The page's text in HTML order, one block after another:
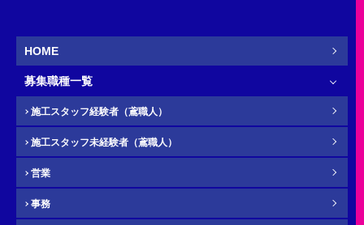
新卒
必須 お名前
ふりがな
HOME
募集職種一覧
施工スタッフ経験者（鳶職人）
施工スタッフ未経験者（鳶職人）
営業
事務